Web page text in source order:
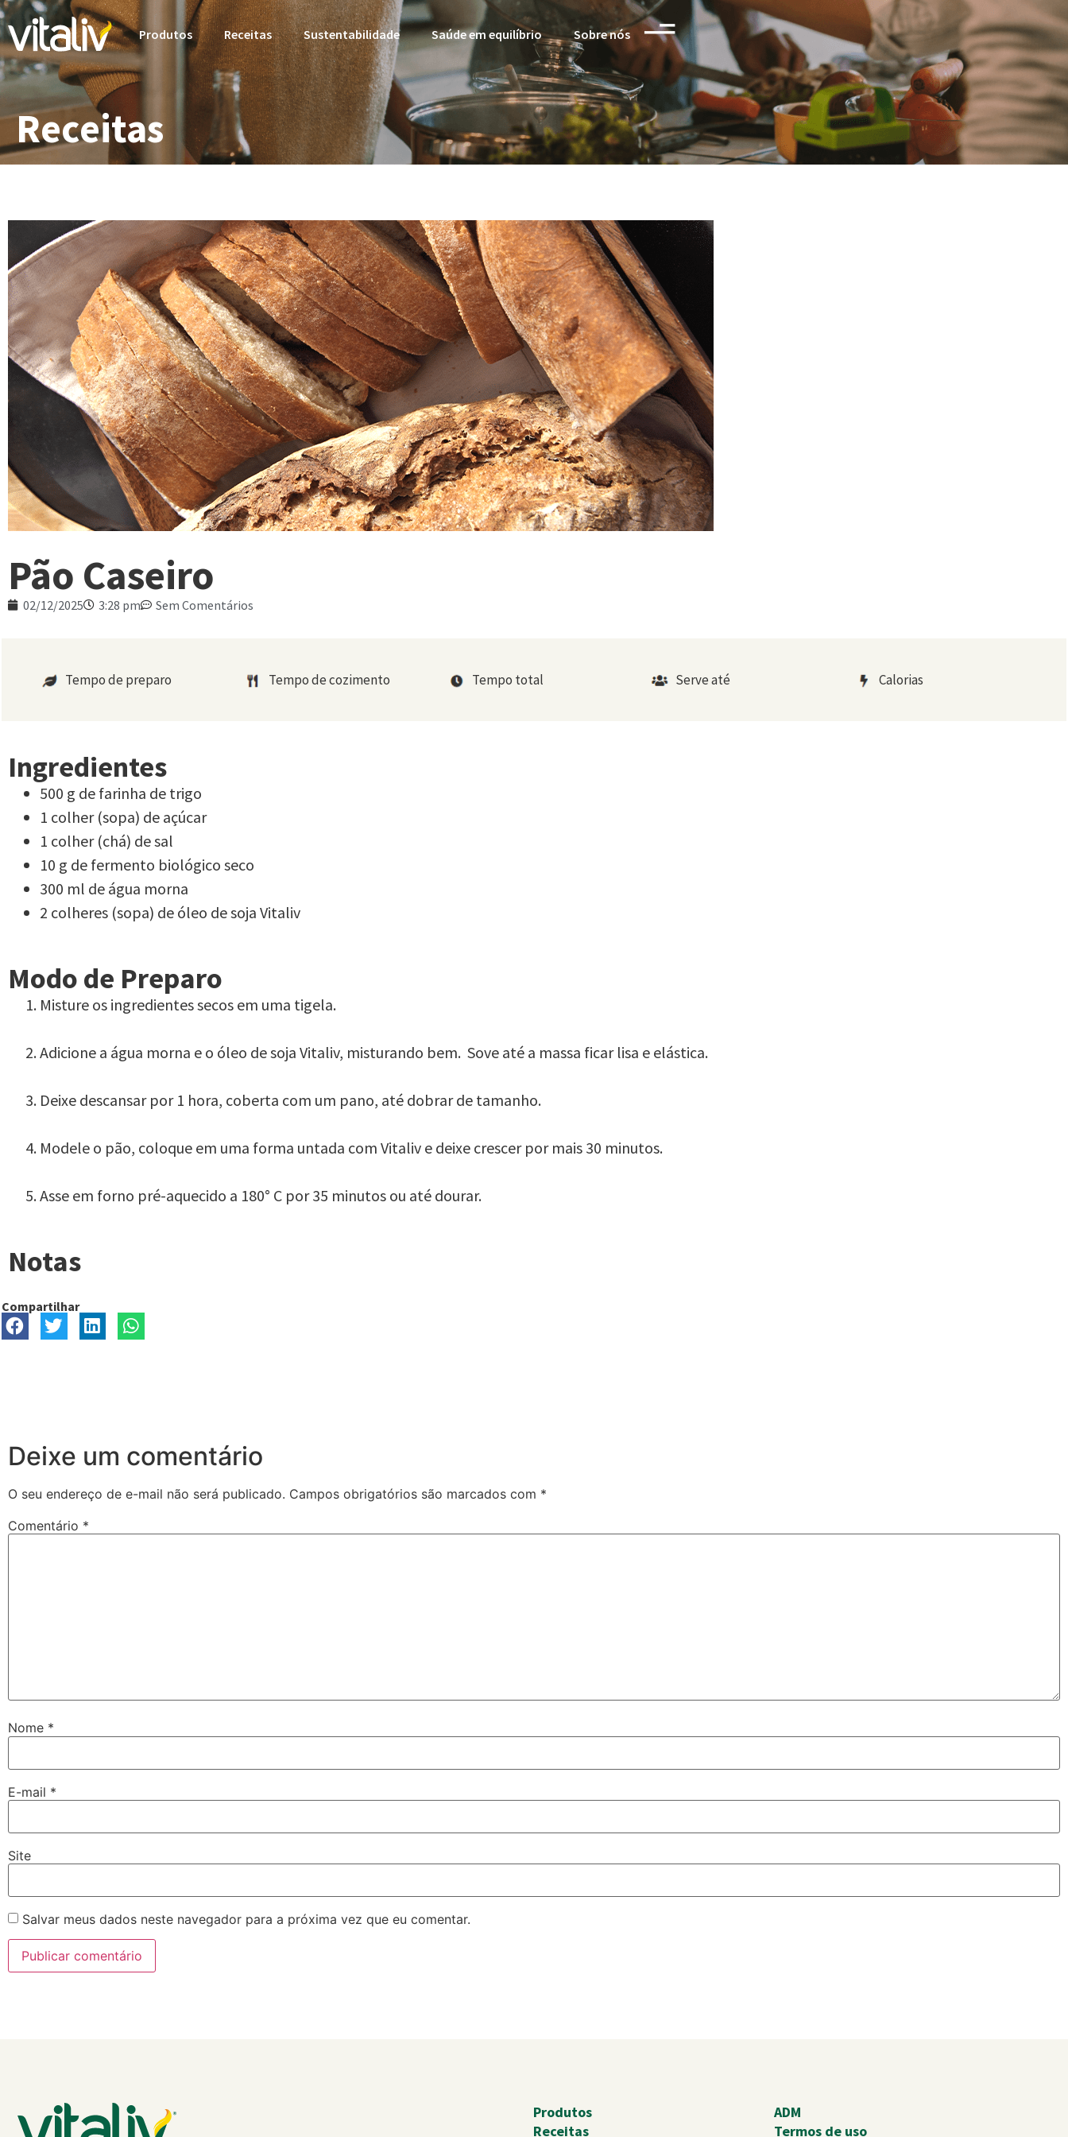
Produtos Receitas Sustentabilidade Saúde em equilíbrio Sobre nós
Receitas
Pão Caseiro
02/12/2025 3:28 pm Sem Comentários
Tempo de preparo Tempo de cozimento Tempo total Serve até Calorias
Ingredientes
500 g de farinha de trigo
1 colher (sopa) de açúcar
1 colher (chá) de sal
10 g de fermento biológico seco
300 ml de água morna
2 colheres (sopa) de óleo de soja Vitaliv
Modo de Preparo
Misture os ingredientes secos em uma tigela.
Adicione a água morna e o óleo de soja Vitaliv, misturando bem. Sove até a massa ficar lisa e elástica.
Deixe descansar por 1 hora, coberta com um pano, até dobrar de tamanho.
Modele o pão, coloque em uma forma untada com Vitaliv e deixe crescer por mais 30 minutos.
Asse em forno pré-aquecido a 180° C por 35 minutos ou até dourar.
Notas
Compartilhar
Deixe um comentário
O seu endereço de e-mail não será publicado. Campos obrigatórios são marcados com *
Comentário *
Nome *
E-mail *
Site
Salvar meus dados neste navegador para a próxima vez que eu comentar.
Produtos
Receitas
ADM
Termos de uso